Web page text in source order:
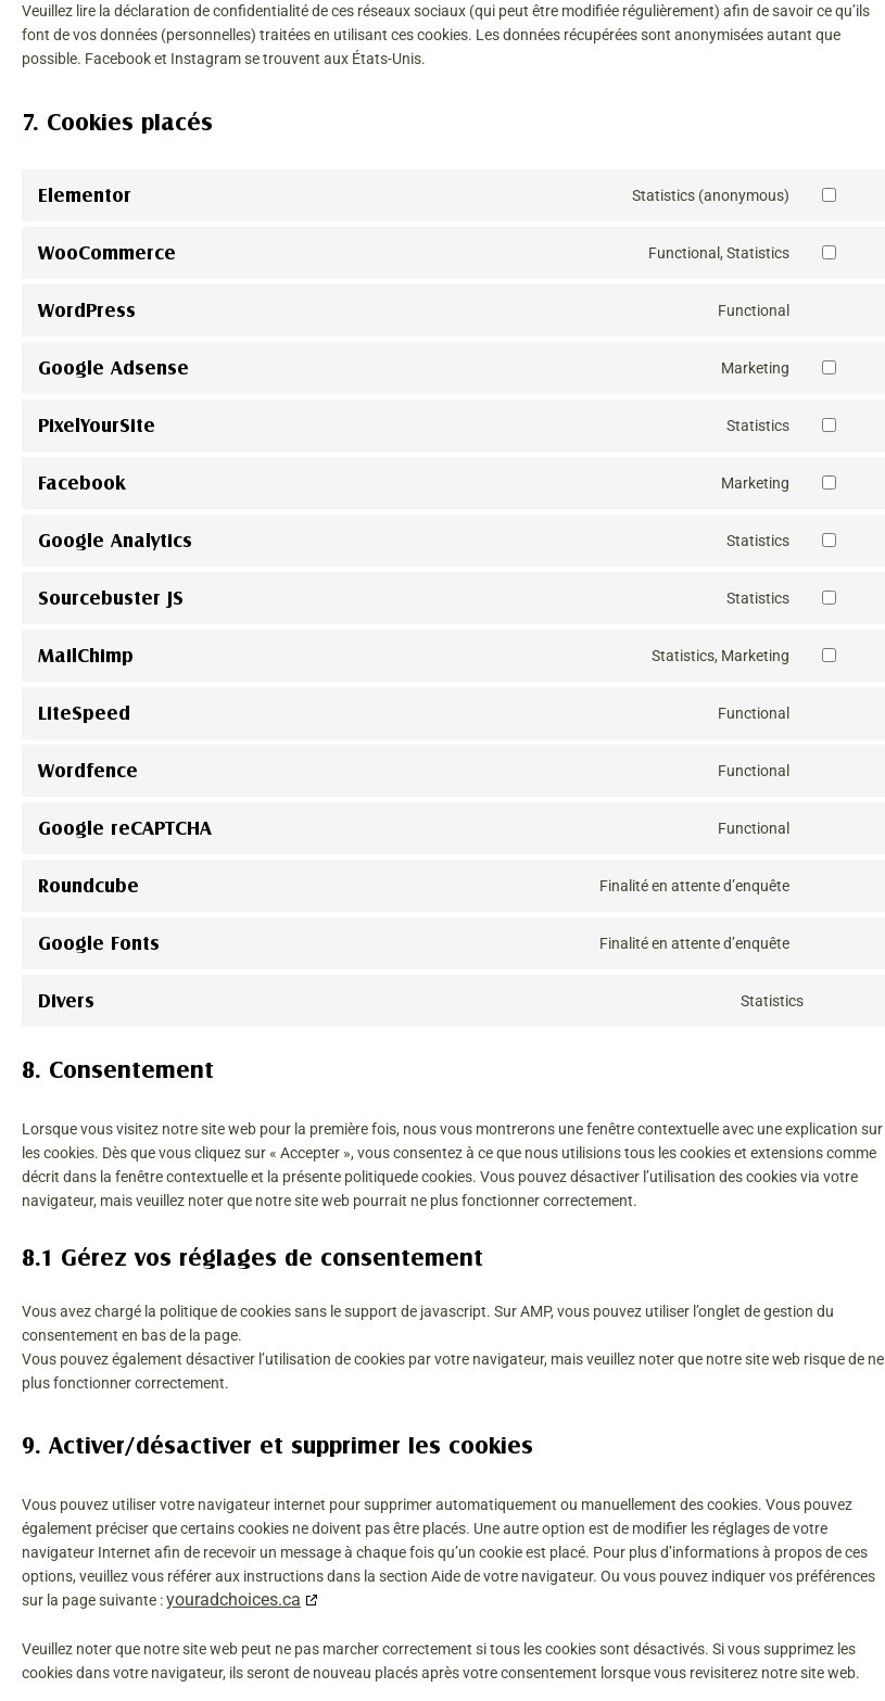
Veuillez lire la déclaration de confidentialité de ces réseaux sociaux (qui peut être modifiée régulièrement) afin de savoir ce qu’ils
font de vos données (personnelles) traitées en utilisant ces cookies. Les données récupérées sont anonymisées autant que
possible. Facebook et Instagram se trouvent aux États-Unis.
7. Cookies placés
Elementor Statistics (anonymous)
WooCommerce Functional, Statistics
WordPress Functional
Google Adsense Marketing
PixelYourSite Statistics
Facebook Marketing
Google Analytics Statistics
Sourcebuster JS Statistics
MailChimp Statistics, Marketing
LiteSpeed Functional
Wordfence Functional
Google reCAPTCHA Functional
Roundcube Finalité en attente d’enquête
Google Fonts Finalité en attente d’enquête
Divers Statistics
8. Consentement
Lorsque vous visitez notre site web pour la première fois, nous vous montrerons une fenêtre contextuelle avec une explication sur
les cookies. Dès que vous cliquez sur « Accepter », vous consentez à ce que nous utilisions tous les cookies et extensions comme
décrit dans la fenêtre contextuelle et la présente politiquede cookies. Vous pouvez désactiver l’utilisation des cookies via votre
navigateur, mais veuillez noter que notre site web pourrait ne plus fonctionner correctement.
8.1 Gérez vos réglages de consentement
Vous avez chargé la politique de cookies sans le support de javascript. Sur AMP, vous pouvez utiliser l’onglet de gestion du
consentement en bas de la page.
Vous pouvez également désactiver l’utilisation de cookies par votre navigateur, mais veuillez noter que notre site web risque de ne
plus fonctionner correctement.
9. Activer/désactiver et supprimer les cookies
Vous pouvez utiliser votre navigateur internet pour supprimer automatiquement ou manuellement des cookies. Vous pouvez
également préciser que certains cookies ne doivent pas être placés. Une autre option est de modifier les réglages de votre
navigateur Internet afin de recevoir un message à chaque fois qu’un cookie est placé. Pour plus d’informations à propos de ces
options, veuillez vous référer aux instructions dans la section Aide de votre navigateur. Ou vous pouvez indiquer vos préférences
sur la page suivante :youradchoices.ca
Veuillez noter que notre site web peut ne pas marcher correctement si tous les cookies sont désactivés. Si vous supprimez les
cookies dans votre navigateur, ils seront de nouveau placés après votre consentement lorsque vous revisiterez notre site web.